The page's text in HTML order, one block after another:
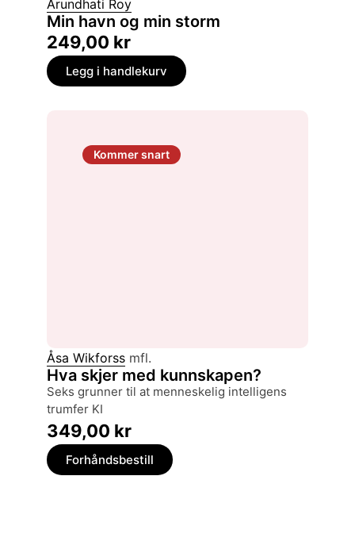
Arundhati Roy
Min havn og min storm
249,00 kr
Legg i handlekurv
Kommer snart
Åsa Wikforss mfl.
Hva skjer med kunnskapen?
seks grunner til at menneskelig intelligens
trumfer KI
349,00 kr
Forhåndsbestill